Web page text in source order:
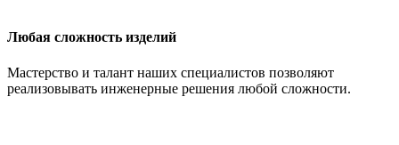
Любая сложность изделий
Мастерство и талант наших специалистов позволяют
реализовывать инженерные решения любой сложности.